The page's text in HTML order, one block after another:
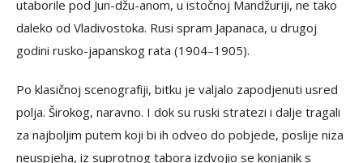
utaborile pod Jun-džu-anom, u istočnoj Mandžuriji, ne tako
daleko od Vladivostoka. Rusi spram Japanaca, u drugoj
godini rusko-japanskog rata (1904–1905).
Po klasičnoj scenografiji, bitku je valjalo zapodjenuti usred
polja. Širokog, naravno. I dok su ruski stratezi i dalje tragali
za najboljim putem koji bi ih odveo do pobjede, poslije niza
neuspjeha, iz suprotnog tabora izdvojio se konjanik s